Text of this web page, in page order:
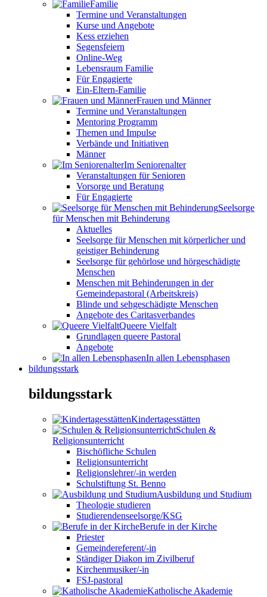
Familie
Termine und Veranstaltungen
Kurse und Angebote
Kess erziehen
Segensfeiern
Online-Weg
Lebensraum Familie
Für Engagierte
Ein-Eltern-Familie
Frauen und Männer
Termine und Veranstaltungen
Mentoring Programm
Themen und Impulse
Verbände und Initiativen
Männer
Im Seniorenalter
Veranstaltungen für Senioren
Vorsorge und Beratung
Für Engagierte
Seelsorge
für Menschen mit Behinderung
Aktuelles
Seelsorge für Menschen mit körperlicher und
geistiger Behinderung
Seelsorge für gehörlose und hörgeschädigte
Menschen
Menschen mit Behinderungen in der
Gemeindepastoral (Arbeitskreis)
Blinde und sehgeschädigte Menschen
Angebote des Caritasverbandes
Queere Vielfalt
Grundlagen queere Pastoral
Angebote
In allen Lebensphasen
bildungsstark
bildungsstark
Kindertagesstätten
Schulen &
Religionsunterricht
Bischöfliche Schulen
Religionsunterricht
Religionslehrer/-in werden
Schulstiftung St. Benno
Ausbildung und Studium
Theologie studieren
Studierendenseelsorge/KSG
Berufe in der Kirche
Priester
Gemeindereferent/-in
Ständiger Diakon im Zivilberuf
Kirchenmusiker/-in
FSJ-pastoral
Katholische Akademie